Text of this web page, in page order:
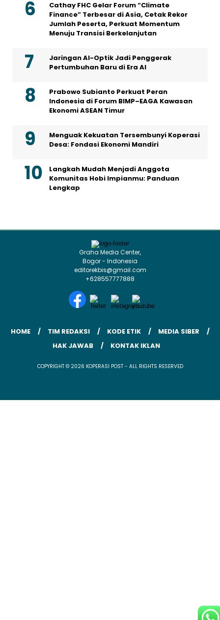
Cathay FHC Gelar Forum “Climate
Finance” Terbesar di Asia, Cetak Rekor
Jumlah Peserta, Perkuat Momentum
Menuju Transisi Berkelanjutan
Jaringan AI-Optik Jadi Penggerak
Pertumbuhan Baru di Era AI
Prabowo Subianto Perkuat Peran
Indonesia di Forum BIMP–EAGA Kawasan
Ekonomi ASEAN Timur
Menguak Kekuatan Tersembunyi Koperasi
Desa: Fondasi Ekonomi Mandiri
Langkah Mudah Menjadi Anggota
Komunitas Hobi Impianmu: Panduan
Lengkap
Graha Media Center,
Bogor - Indonesia
editorekbis@gmail.com
+628557777888
HOME TIM REDAKSI KODE ETIK
MEDIA SIBER
HAK JAWAB
KONTAK IKLAN
COPYRIGHT © 2026 KOPERASI POST - ALL RIGHTS RESERVED